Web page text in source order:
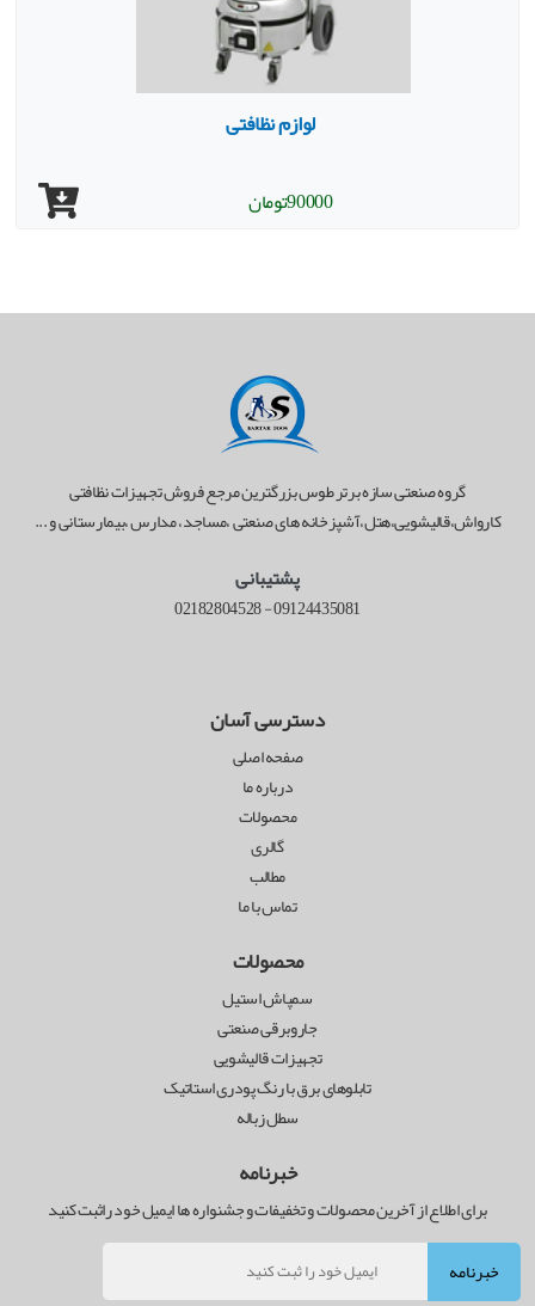
لوازم نظافتی
90000 تومان
گروه صنعتی سازه برتر طوس بزرگترین مرجع فروش تجهیزات نظافتی
کارواش،قالیشویی،هتل،آشپزخانه های صنعتی ،مساجد، مدارس ،بیمارستانی و ...
پشتیبانی
09124435081
-
02182804528
دسترسی آسان
صفحه اصلی
درباره ما
محصولات
گالری
مطالب
تماس با ما
محصولات
سمپاش استیل
جاروبرقی صنعتی
تجهیزات قالیشویی
تابلوهای برق با رنگ پودری استاتیک
سطل زباله
خبرنامه
برای اطلاع از آخرین محصولات و تخفیفات و جشنواره ها ایمیل خود راثبت کنید